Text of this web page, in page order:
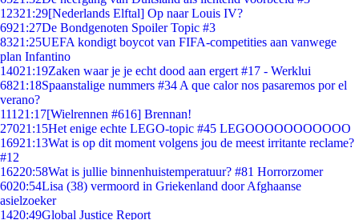
12321:29[Nederlands Elftal] Op naar Louis IV?
6921:27De Bondgenoten Spoiler Topic #3
8321:25UEFA kondigt boycot van FIFA-competities aan vanwege
plan Infantino
14021:19Zaken waar je je echt dood aan ergert #17 - Werklui
6821:18Spaanstalige nummers #34 A que calor nos pasaremos por el
verano?
111 21:17[Wielrennen #616] Brennan!
27021:15Het enige echte LEGO-topic #45 LEGOOOOOOOOOOO
16921:13Wat is op dit moment volgens jou de meest irritante reclame?
#12
16220:58Wat is jullie binnenhuistemperatuur? #81 Horrorzomer
6020:54Lisa (38) vermoord in Griekenland door Afghaanse
asielzoeker
1420:49Global Justice Report